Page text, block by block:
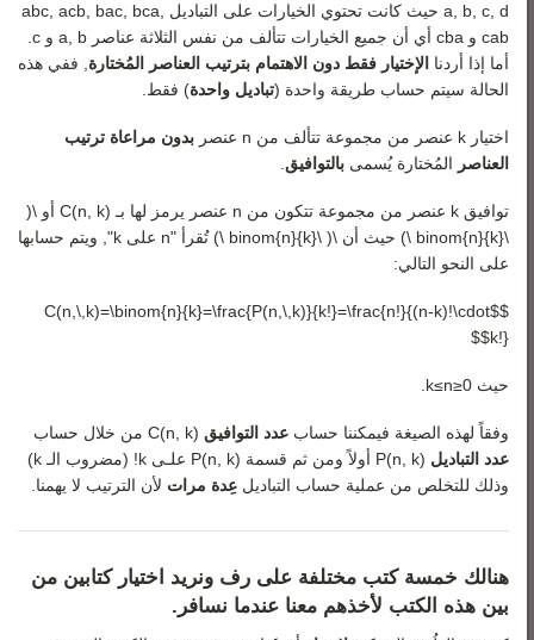
a, b, c, d حيث كانت تحتوي الخيارات على التباديل abc, acb, bac, bca,
cab و cba أي أن جميع الخيارات تتألف من نفس الثلاثة عناصر a, b و c
.
أما إذا أردنا الإختيار فقط دون الاهتمام بترتيب العناصر المُختارة, ففي هذه
الحالة سيتم حساب طريقة واحدة (تباديل واحدة) فقط.
اختيار k عنصر من مجموعة تتألف من n عنصر بدون مراعاة ترتيب
العناصر المُختارة يُسمى بالتوافيق.
توافيق k عنصر من مجموعة تتكون من n عنصر يرمز لها بـ C(n, k)
أو \(
\binom{n}{k} \) حيث أن \( \binom{n}{k} \) تُقرأ "
n على k", ويتم حسابها
على النحو التالي:
$$C(n,\,k)=\binom{n}{k}=\frac{P(n,\,k)}{k!}=\frac{n!}{(n-k)!\cdot
k!}$$
حيث 0
≤
k≤n
.
وفقاً لهذه الصيغة فيمكننا حساب عدد التوافيق C(n, k)
من خلال حساب
عدد التباديل
P(n, k) أولاً ومن ثم قسمة P(n, k) علـى k
! (مضروب الـk
)
وذلك للتخلص من عملية حساب التباديل عِدة مرات لأن الترتيب لا يهمنا.
هنالك خمسة كتب مختلفة على رف ونريد اختيار كتابين من
بين هذه الكتب لأخذهم معنا عندما نسافر.